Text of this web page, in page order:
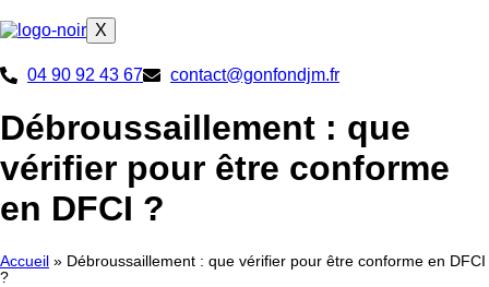
X
04 90 92 43 67 contact@gonfondjm.fr
Débroussaillement : que
vérifier pour être conforme
en DFCI ?
Accueil » Débroussaillement : que vérifier pour être conforme en DFCI
?